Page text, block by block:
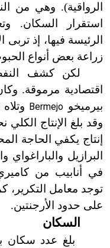
الرواقية). وهي من
استقرار السكان.
الرئيسة فيها، إذ
زراعة بعض أنواع
لكن كشف
اقتصادية مرموقة.
بيرميخو Bermejo
إنتاج يكفي الحاجة
البرازيل
في أنابيب من
توجد معامل التكرير،
على حدود الأرجنتين.
السكان